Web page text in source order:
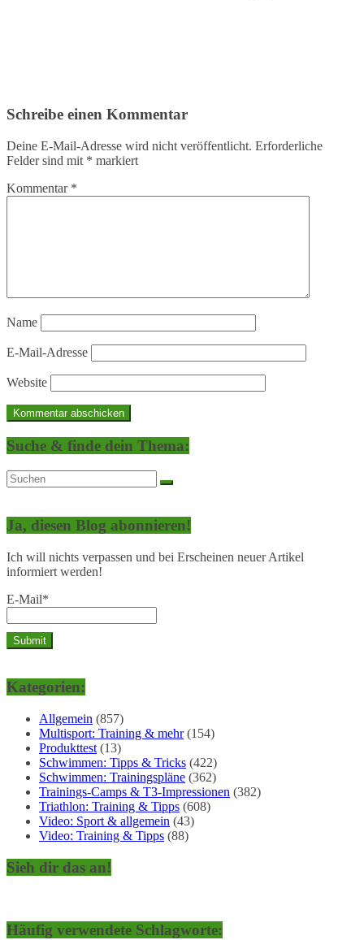
Schreibe einen Kommentar
Deine E-Mail-Adresse wird nicht veröffentlicht. Erforderliche
Felder sind mit * markiert
Kommentar *
Name
E-Mail-Adresse
Website
Suche & finde dein Thema:
Ja, diesen Blog abonnieren!
Ich will nichts verpassen und bei Erscheinen neuer Artikel
informiert werden!
E-Mail*
Kategorien:
Allgemein (857)
Multisport: Training & mehr(154)
Produkttest (13)
Schwimmen: Tipps & Tricks (422)
Schwimmen: Trainingspläne (362)
Trainings-Camps & T3-Impressionen (382)
Triathlon: Training & Tipps (608)
Video: Sport & allgemein (43)
Video: Training & Tipps (88)
Sieh dir das an!
Häufig verwendete Schlagworte: